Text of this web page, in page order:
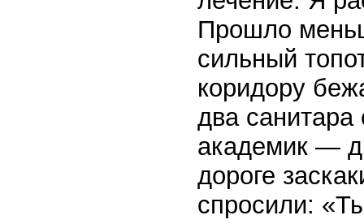
Прошло
сильный
коридору
два
академик —
дороге
спросили: